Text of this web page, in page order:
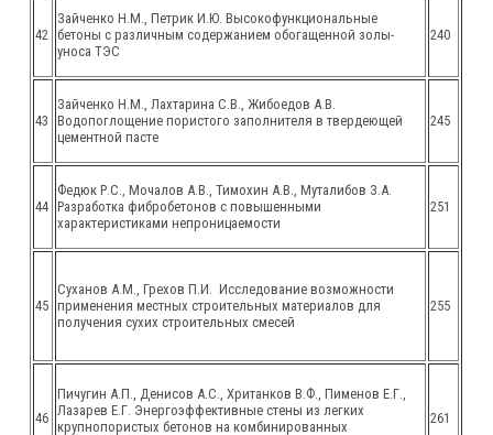
42
Зайченко Н.М., Петрик И.Ю. Высокофункциональные
бетоны с различным содержанием обогащенной золы-
уноса ТЭС
240
43
Зайченко Н.М., Лахтарина С.В., Жибоедов А.В.
Водопоглощение пористого заполнителя в твердеющей
цементной пасте
245
44
Федюк Р.С., Мочалов А.В., Тимохин А.В., Муталибов З.А.
Разработка фибробетонов с повышенными
характеристиками непроницаемости
251
45
Суханов А.М., Грехов П.И. Исследование возможности
применения местных строительных материалов для
получения сухих строительных смесей
255
46
Пичугин А.П., Денисов А.С., Хританков В.Ф., Пименов Е.Г.,
Лазарев Е.Г. Энергоэффективные стены из легких
крупнопористых бетонов на комбинированных
261